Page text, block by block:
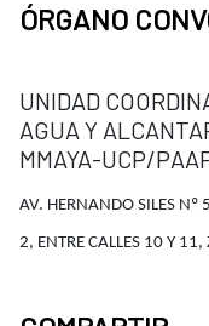
ÓRGANO
UNIDAD
AGUA Y
MMAYA-UCP/
AV. HERNANDO SILES Nº
2, ENTRE CALLES 10 Y